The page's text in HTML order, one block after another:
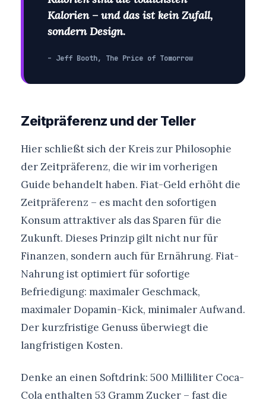
Kalorien – und das ist kein Zufall,
sondern Design.
– Jeff Booth, The Price of Tomorrow
Zeitpräferenz und der Teller
Hier schließt sich der Kreis zur Philosophie
der Zeitpräferenz, die wir im vorherigen
Guide behandelt haben. Fiat-Geld erhöht die
Zeitpräferenz – es macht den sofortigen
Konsum attraktiver als das Sparen für die
Zukunft. Dieses Prinzip gilt nicht nur für
Finanzen, sondern auch für Ernährung. Fiat-
Nahrung ist optimiert für sofortige
Befriedigung: maximaler Geschmack,
maximaler Dopamin-Kick, minimaler Aufwand.
Der kurzfristige Genuss überwiegt die
langfristigen Kosten.
Denke an einen Softdrink: 500 Milliliter Coca-
Cola enthalten 53 Gramm Zucker – fast die